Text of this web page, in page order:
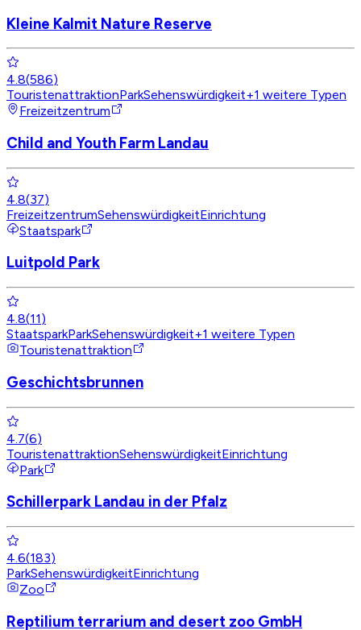
Kleine Kalmit Nature Reserve
4.8(586)
TouristenattraktionParkSehenswürdigkeit+1 weitere Typen
Freizeitzentrum
Child and Youth Farm Landau
4.8(37)
FreizeitzentrumSehenswürdigkeitEinrichtung
Staatspark
Luitpold Park
4.8(11)
StaatsparkParkSehenswürdigkeit+1 weitere Typen
Touristenattraktion
Geschichtsbrunnen
4.7(6)
TouristenattraktionSehenswürdigkeitEinrichtung
Park
Schillerpark Landau in der Pfalz
4.6(183)
ParkSehenswürdigkeitEinrichtung
Zoo
Reptilium terrarium and desert zoo GmbH